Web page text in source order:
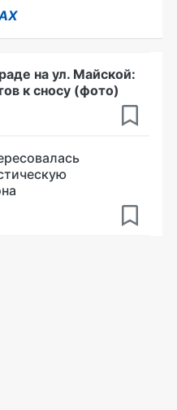
на ул. Майской:
к сносу (фото)